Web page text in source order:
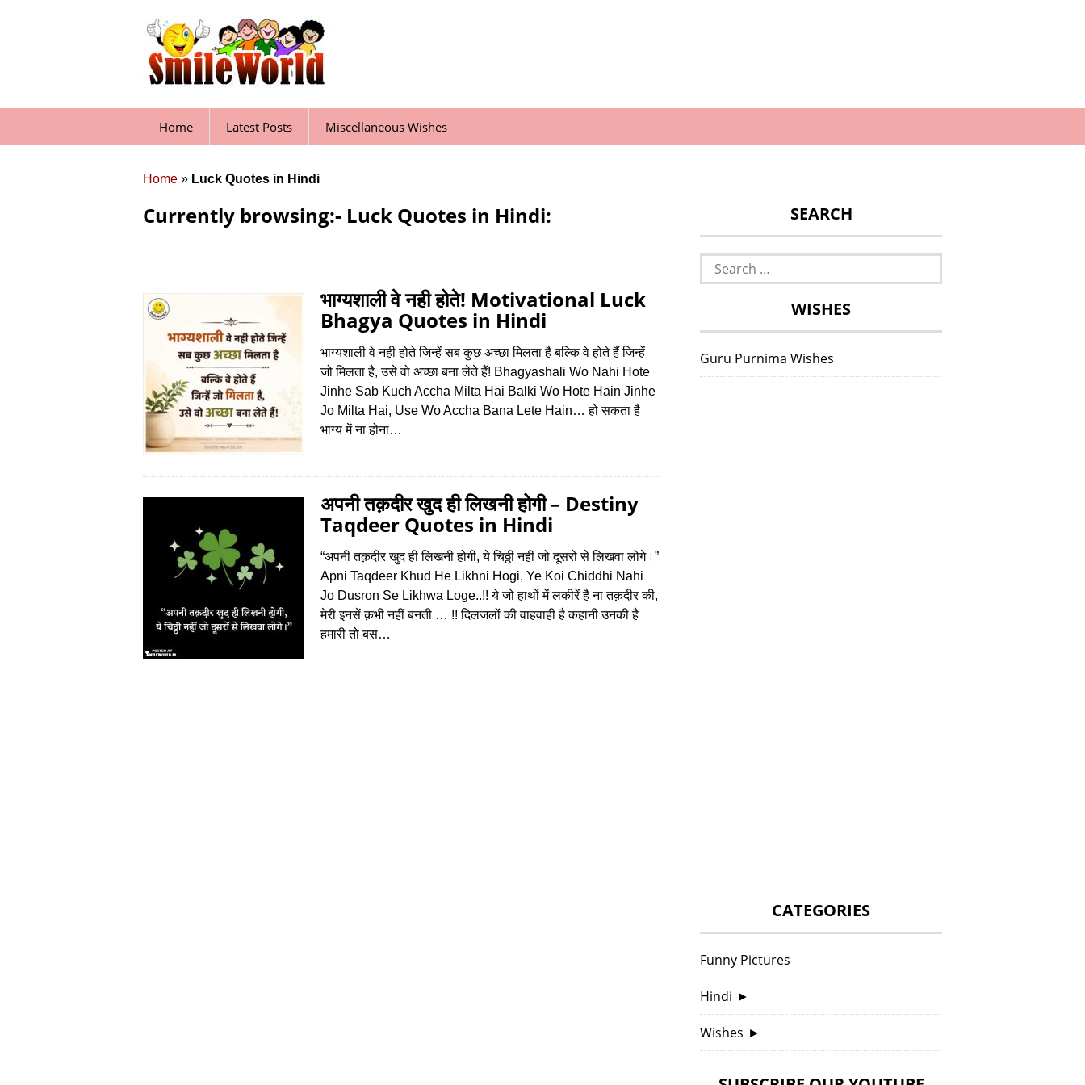
Home Latest Posts Miscellaneous Wishes
Home » Luck Quotes in Hindi
Currently browsing:- Luck Quotes in Hindi:
भाग्यशाली वे नही होते! Motivational Luck
Bhagya Quotes in Hindi
भाग्यशाली वे नही होते जिन्हें सब कुछ अच्छा मिलता है बल्कि वे होते हैं जिन्हें
जो मिलता है, उसे वो अच्छा बना लेते हैं! Bhagyashali Wo Nahi Hote
Jinhe Sab Kuch Accha Milta Hai Balki Wo Hote Hain Jinhe
Jo Milta Hai, Use Wo Accha Bana Lete Hain… हो सकता है
भाग्य में ना होना…
अपनी तक़दीर खुद ही लिखनी होगी – Destiny
Taqdeer Quotes in Hindi
“अपनी तक़दीर खुद ही लिखनी होगी, ये चिठ्ठी नहीं जो दूसरों से लिखवा लोगे।”
Apni Taqdeer Khud He Likhni Hogi, Ye Koi Chiddhi Nahi
Jo Dusron Se Likhwa Loge..!! ये जो हाथों में लकीरें है ना तक़दीर की,
मेरी इनसें क़भी नहीं बनती … !! दिलजलों की वाहवाही है कहानी उनकी है
हमारी तो बस…
SEARCH
Search
for:
WISHES
Guru Purnima Wishes
CATEGORIES
Funny Pictures
Hindi ►
Wishes ►